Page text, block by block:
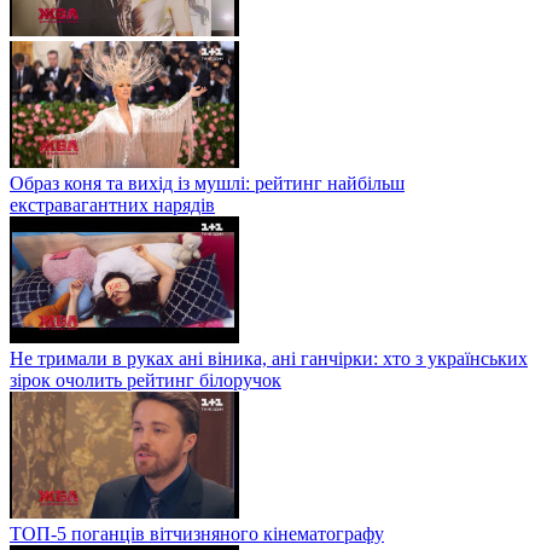
Образ коня та вихід із мушлі: рейтинг найбільш
екстравагантних нарядів
Не тримали в руках ані віника, ані ганчірки: хто з українських
зірок очолить рейтинг білоручок
ТОП-5 поганців вітчизняного кінематографу